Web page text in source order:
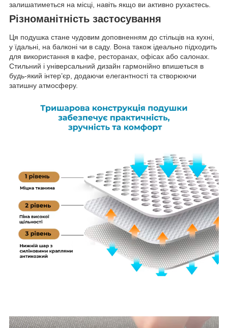
залишатиметься на місці, навіть якщо ви активно рухаєтесь.
Різноманітність застосування
Ця подушка стане чудовим доповненням до стільців на кухні,
у їдальні, на балконі чи в саду. Вона також ідеально підходить
для використання в кафе, ресторанах, офісах або салонах.
Стильний і універсальний дизайн гармонійно впишеться в
будь-який інтер’єр, додаючи елегантності та створюючи
затишну атмосферу.